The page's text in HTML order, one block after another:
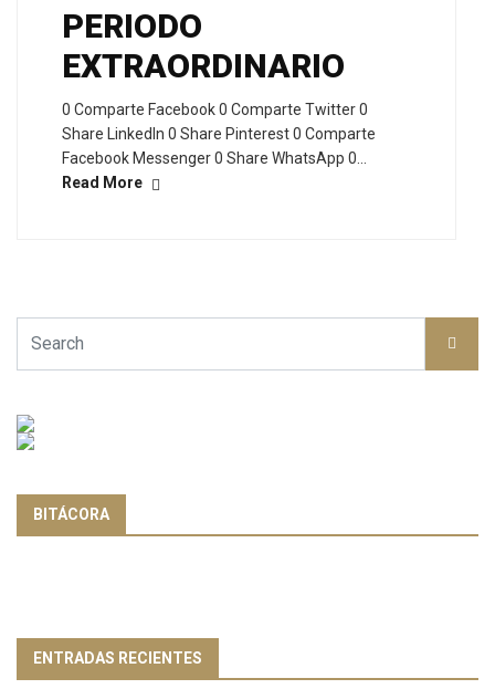
PERIODO
EXTRAORDINARIO
0 Comparte Facebook 0 Comparte Twitter 0
Share LinkedIn 0 Share Pinterest 0 Comparte
Facebook Messenger 0 Share WhatsApp 0…
Read More
BITÁCORA
ENTRADAS RECIENTES